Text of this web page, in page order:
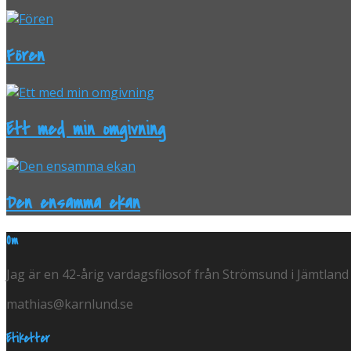
Fören
Ett med min omgivning
Den ensamma ekan
Om
Jag är en 42-årig vardagsfilosof från Strömsund i
mathias@karnlund.se
Etiketter